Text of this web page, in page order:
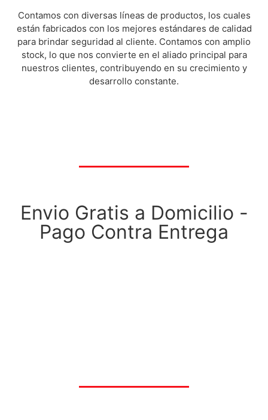
Contamos con diversas líneas de productos, los cuales
están fabricados con los mejores estándares de calidad
para brindar seguridad al cliente. Contamos con amplio
stock, lo que nos convierte en el aliado principal para
nuestros clientes, contribuyendo en su crecimiento y
desarrollo constante.
Envio Gratis a Domicilio -
Pago Contra Entrega